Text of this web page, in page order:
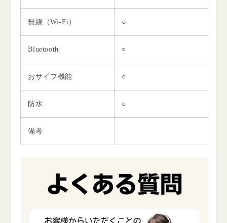
無線（Wi-Fi） ○
Bluetooth ○
おサイフ機能 ○
防水 ○
備考